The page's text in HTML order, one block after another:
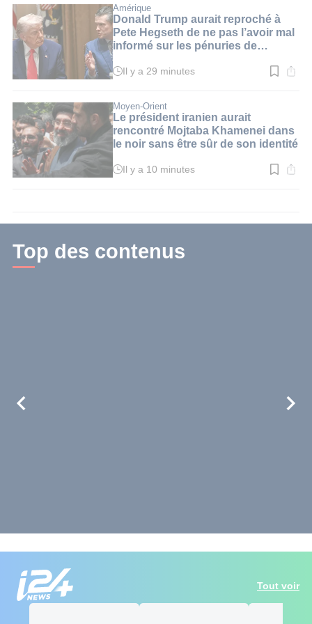
:
3
min.
Amérique
Donald Trump aurait reproché à
Pete Hegseth de ne pas l’avoir mal
informé sur les pénuries de
Temps
:
3
min.
Il y a 29 minutes
Moyen-Orient
Le président iranien aurait
rencontré Mojtaba Khamenei dans
le noir sans être sûr de son identité
Temps
min.
Il y a 10 minutes
Top des contenus
Tout voir